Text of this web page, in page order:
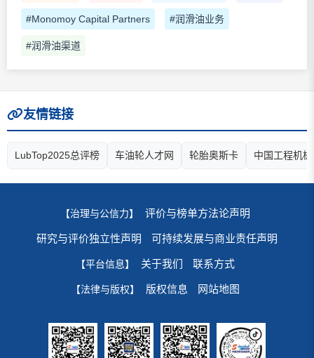
#Monomoy Capital Partners #润滑油业务
#润滑油渠道
友情链接
LubTop2025总评榜 车油轮人才网 轮胎奥斯卡 中国工程机
【治理与公信力】 评价与榜单方法论声明
研究与评价独立性声明 可持续发展与商业责任声明
【平台信息】 关于我们 联系方式
【法律与版权】 版权信息 网站地图